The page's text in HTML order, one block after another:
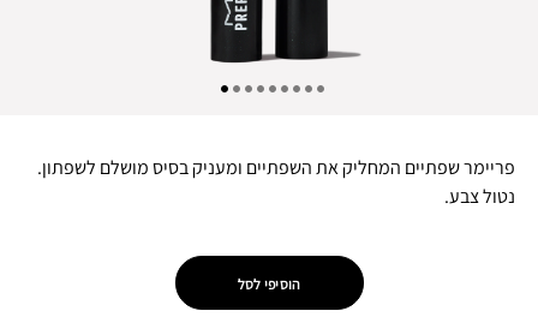
פריימר שפתיים המחליק את השפתיים ומעניק בסיס מושלם לשפתון.
נטול צבע.
הוסיפי לסל